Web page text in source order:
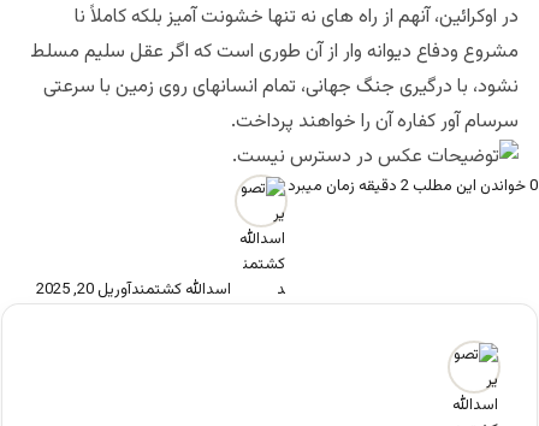
در اوکرائین، آنهم از راه های نه تنها خشونت آمیز بلکه کاملاً نا
مشروع ودفاع دیوانه وار از آن طوری است که اگر عقل سلیم مسلط
نشود، با درگیری جنگ جهانی، تمام انسانهای روی زمین با سرعتی
سرسام آور کفاره آن را خواهند پرداخت.
اسدالله کشتمندآوریل 20, 2025
0خواندن این مطلب 2 دقیقه زمان میبرد